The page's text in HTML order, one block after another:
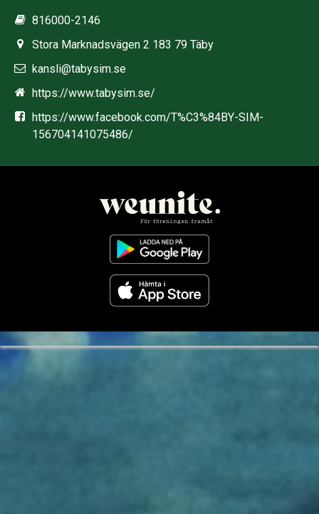
816000-2146
Stora Marknadsvägen 2 183 79 Täby
kansli@tabysim.se
https://www.tabysim.se/
https://www.facebook.com/T%C3%84BY-SIM-
156704141075486/